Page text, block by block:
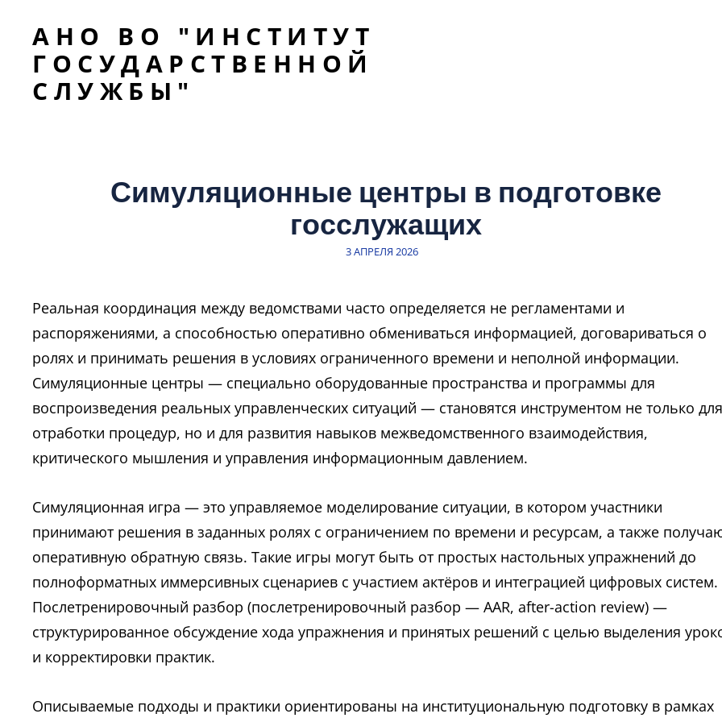
АНО ВО "ИНСТИТУТ
ГОСУДАРСТВЕННОЙ
СЛУЖБЫ"
Симуляционные центры в подготовке
госслужащих
ЗАПИСЬ
3 АПРЕЛЯ 2026
Реальная координация между ведомствами часто определяется не регламентами и
распоряжениями, а способностью оперативно обмениваться информацией, договариваться о
ролях и принимать решения в условиях ограниченного времени и неполной информации.
Симуляционные центры — специально оборудованные пространства и программы для
воспроизведения реальных управленческих ситуаций — становятся инструментом не только для
отработки процедур, но и для развития навыков межведомственного взаимодействия,
критического мышления и управления информационным давлением.
Симуляционная игра — это управляемое моделирование ситуации, в котором участники
принимают решения в заданных ролях с ограничением по времени и ресурсам, а также
оперативную обратную связь. Такие игры могут быть от простых настольных упражнений до
полноформатных иммерсивных сценариев с участием актёров и интеграцией цифровых систем.
Послетренировочный разбор (послетренировочный разбор — AAR, after-action review) —
структурированное обсуждение хода упражнения и принятых решений с целью выделения
и корректировки практик.
Описываемые подходы и практики ориентированы на институциональную подготовку в рамках